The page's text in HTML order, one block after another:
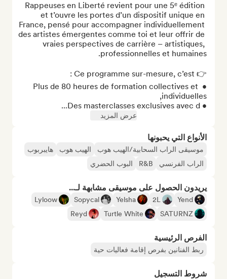
Rappeuses en Liberté revient pour une 5ᵉ édition
et t’ouvre les portes d’un dispositif unique en
France, pensé pour accompagner individuellement
des artistes émergentes comme toi et leur offrir de
vraies perspectives de carrière – artistiques,
• Plus de 80 heures de formation collectives et
• Des masterclasses exclusives avec d...
عرض المزيد
الأنواع التي يحبونها
موسيقى الراب السحابية/الهيب هوب الهيب هوب
هايبربوب
الراب الفرنسي
R&B البوب الحضري
يريدون الحصول على موسيقى مشابهة لـ...
Yend
2L
Yelsha
Sopycal
Lyloow
SATURNZ
Turtle White
Reyd
الفرص الرئيسية
ربط الفنانين بفرص إقامة فعاليات حية
شروط التسجيل